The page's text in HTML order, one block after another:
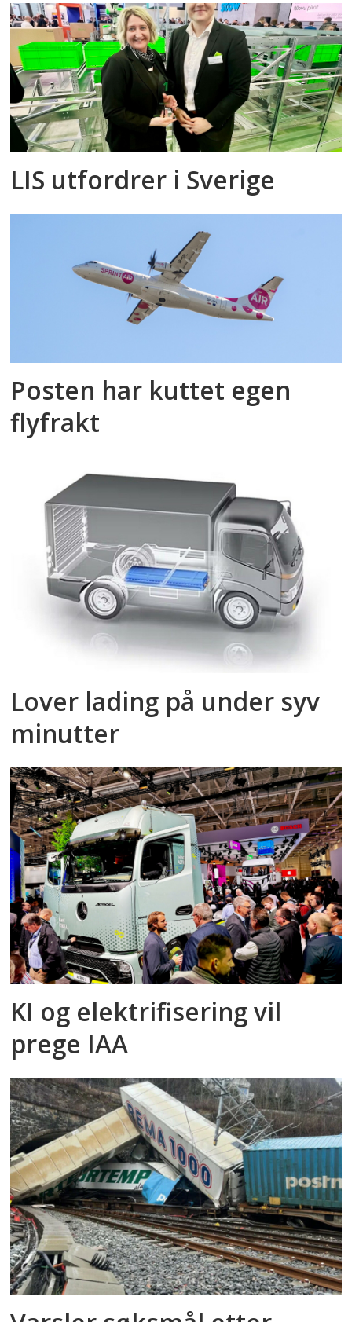
LIS utfordrer i Sverige
Posten har kuttet egen
flyfrakt
Lover lading på under syv
minutter
KI og elektrifisering vil
prege IAA